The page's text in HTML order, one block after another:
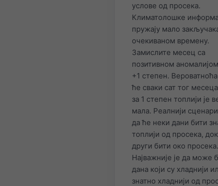
услове од просека.
Климатолошке
пружају мало
очекиваном времену.
Замислите месец са
позитивном
+1 степен.
ће сваки сат тог
за 1 степен топлији је
мала. Реалнији
да ће неки дани бити
топлији од просека,
други бити око просека.
Најважније је да може
дана који су хладнији
знатно хладнији од